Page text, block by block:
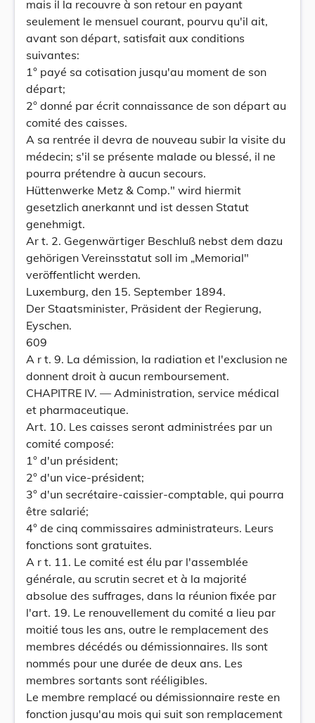
mais il la recouvre à son retour en payant
seulement le mensuel courant, pourvu qu'il ait,
avant son départ, satisfait aux conditions
suivantes:
1° payé sa cotisation jusqu'au moment de son
départ;
2° donné par écrit connaissance de son départ au
comité des caisses.
A sa rentrée il devra de nouveau subir la visite du
médecin; s'il se présente malade ou blessé, il ne
pourra prétendre à aucun secours.
Hüttenwerke Metz & Comp." wird hiermit
gesetzlich anerkannt und ist dessen Statut
genehmigt.
Ar t. 2. Gegenwärtiger Beschluß nebst dem dazu
gehörigen Vereinsstatut soll im „Memorial"
veröffentlicht werden.
Luxemburg, den 15. September 1894.
Der Staatsminister, Präsident der Regierung,
Eyschen.
609
A r t. 9. La démission, la radiation et l'exclusion ne
donnent droit à aucun remboursement.
CHAPITRE IV. — Administration, service médical
et pharmaceutique.
Art. 10. Les caisses seront administrées par un
comité composé:
1° d'un président;
2° d'un vice-président;
3° d'un secrétaire-caissier-comptable, qui pourra
être salarié;
4° de cinq commissaires administrateurs. Leurs
fonctions sont gratuites.
A r t. 11. Le comité est élu par l'assemblée
générale, au scrutin secret et à la majorité
absolue des suffrages, dans la réunion fixée par
l'art. 19. Le renouvellement du comité a lieu par
moitié tous les ans, outre le remplacement des
membres décédés ou démissionnaires. Ils sont
nommés pour une durée de deux ans. Les
membres sortants sont rééligibles.
Le membre remplacé ou démissionnaire reste en
fonction jusqu'au mois qui suit son remplacement